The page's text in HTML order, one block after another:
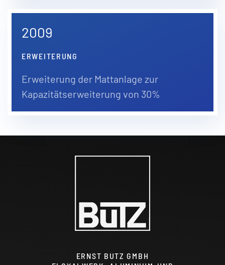
2009
ERWEITERUNG
Erweiterung der Mattanlage zur
Kapazitätserweiterung von 30%
ERNST BUTZ GMBH